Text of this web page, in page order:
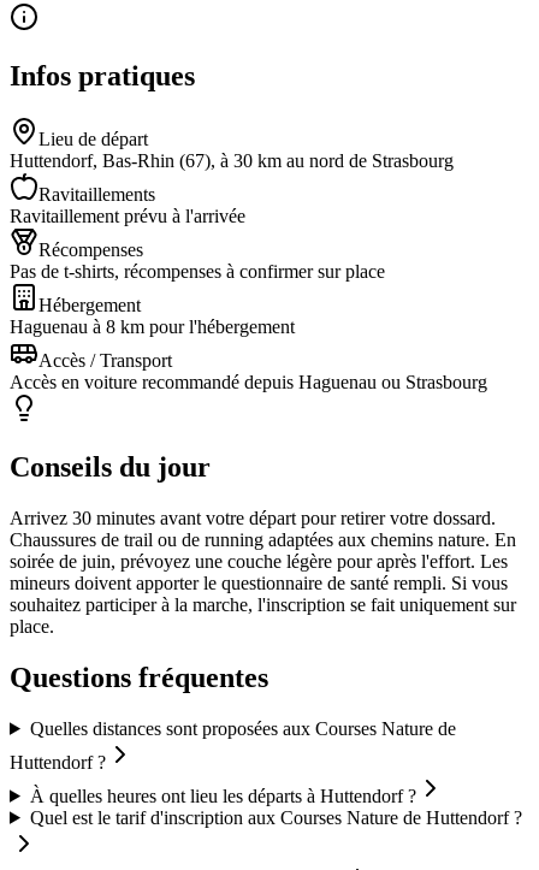
Infos pratiques
Lieu de départ
Huttendorf, Bas-Rhin (67), à 30 km au nord de Strasbourg
Ravitaillements
Ravitaillement prévu à l'arrivée
Récompenses
Pas de t-shirts, récompenses à confirmer sur place
Hébergement
Haguenau à 8 km pour l'hébergement
Accès / Transport
Accès en voiture recommandé depuis Haguenau ou Strasbourg
Conseils du jour
Arrivez 30 minutes avant votre départ pour retirer votre dossard.
Chaussures de trail ou de running adaptées aux chemins nature. En
soirée de juin, prévoyez une couche légère pour après l'effort. Les
mineurs doivent apporter le questionnaire de santé rempli. Si vous
souhaitez participer à la marche, l'inscription se fait uniquement sur
place.
Questions fréquentes
Quelles distances sont proposées aux Courses Nature de
Huttendorf ?
À quelles heures ont lieu les départs à Huttendorf ?
Quel est le tarif d'inscription aux Courses Nature de Huttendorf ?